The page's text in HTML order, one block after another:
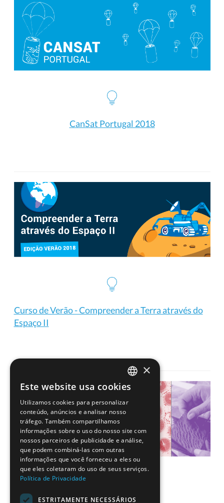
CanSat Portugal 2018
Curso de Verão - Compreender a Terra através do
Espaço II
PORTUGUESE
ENGLISH
×
Este website usa cookies
Utilizamos cookies para personalizar
conteúdo, anúncios e analisar nosso
tráfego. Também compartilhamos
informações sobre o uso do nosso site com
nossos parceiros de publicidade e análise,
que podem combiná-las com outras
informações que você forneceu a eles ou
que eles coletaram do uso de seus serviços.
Política de Privacidade
ESTRITAMENTE NECESSÁRIOS